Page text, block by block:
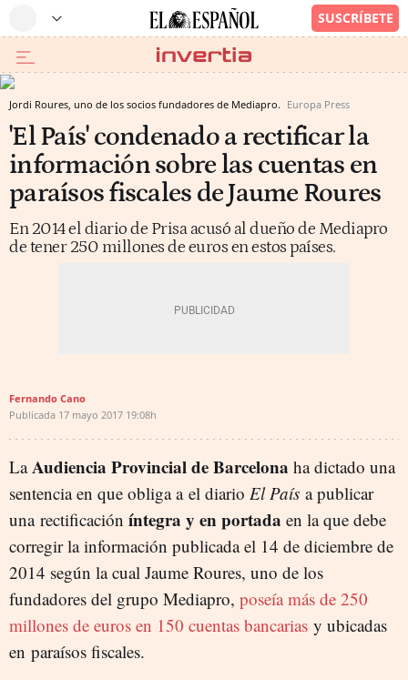
Jordi Roures, uno de los socios fundadores de Mediapro. Europa Press
'El País' condenado a rectificar la
información sobre las cuentas en
paraísos fiscales de Jaume Roures
En 2014 el diario de Prisa acusó al dueño de Mediapro
de tener 250 millones de euros en estos países.
Fernando Cano
Publicada 17 mayo 2017 19:08h
LaAudiencia Provincial de Barcelona ha dictado una
sentencia en que obliga a el diario El País a publicar
una rectificación íntegra y en portada en la que debe
corregir la información publicada el 14 de diciembre de
2014 según la cual Jaume Roures, uno de los
fundadores del grupo Mediapro, poseía más de 250
millones de euros en 150 cuentas bancarias y ubicadas
en paraísos fiscales.